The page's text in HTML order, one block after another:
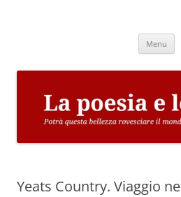
Menu
Yeats Country. Viaggio